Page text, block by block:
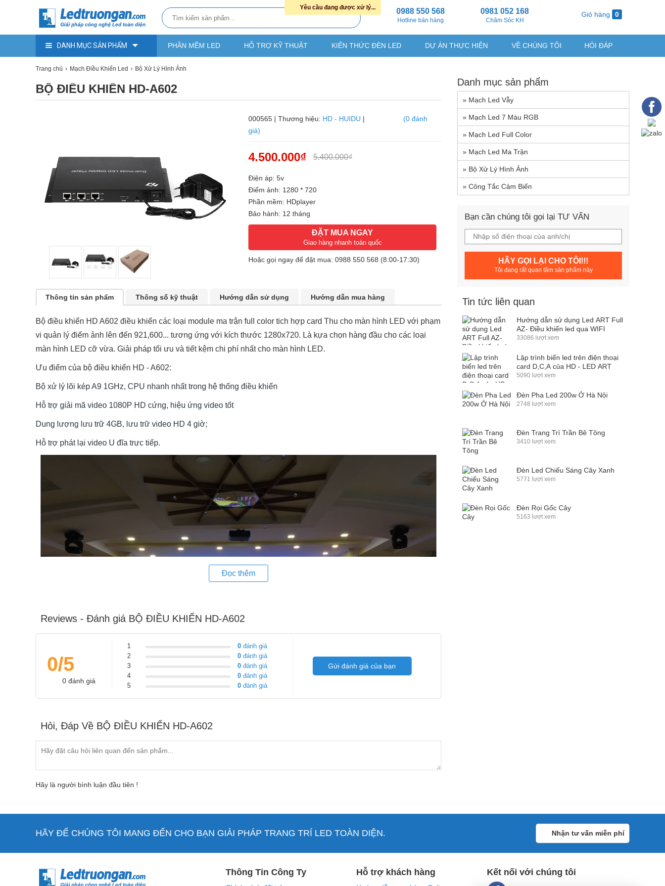
0988 550 568
Hotline bán hàng
0981 052 168
Chăm Sóc KH
Giỏ hàng 0
DANH MỤC SẢN PHẨM PHẦN MỀM LED HỖ TRỢ KỸ THUẬT KIẾN THỨC ĐÈN LED DỰ ÁN THỰC HIỆN VỀ CHÚNG TÔI HỎI ĐÁP
Trang chủ Mạch Điều Khiển Led Bộ Xử Lý Hình Ảnh
BỘ ĐIỀU KHIỂN HD-A602
000565 | Thương hiệu: HD - HUIDU |
(0 đánh
giá)
4.500.000₫ 5.400.000₫
Điện áp: 5v
Điểm ảnh: 1280 * 720
Phần mềm: HDplayer
Bảo hành: 12 tháng
ĐẶT MUA NGAY
Giao hàng nhanh toàn quốc
Hoặc gọi ngay để đặt mua: 0988 550 568 (8:00-17:30)
Thông tin sản phẩm Thông số kỹ thuật Hướng dẫn sử dụng Hướng dẫn mua hàng
Bộ điều khiển HD A602 điều khiển các loại module ma trận full color tich hợp card Thu cho màn hình LED với phạm
vi quản lý điểm ảnh lên đến 921,600... tương ứng với kích thước 1280x720. Là kựa chọn hàng đầu cho các loại
màn hình LED cỡ vừa. Giải pháp tối ưu và tiết kệm chi phí nhất cho màn hình LED.
Ưu điểm của bộ điều khiển HD - A602:
Bộ xử lý lõi kép A9 1GHz, CPU nhanh nhất trong hệ thống điều khiển
Hỗ trợ giải mã video 1080P HD cứng, hiệu ứng video tốt
Dung lượng lưu trữ 4GB, lưu trữ video HD 4 giờ;
Hỗ trợ phát lại video U đĩa trực tiếp.
Để tìm hiểu thêm thông tin sản phẩm HD A602 quý khách vui lòng liên hệ trực tiếp bộ phận CSKH của LED Trường
An để được tư vấn giải pháp tối ưu nhất, hoàn toàn miễn phí!
Đọc thêm
Reviews - Đánh giá BỘ ĐIỀU KHIỂN HD-A602
0/5
0 đánh giá
1 0 đánh giá
2
0 đánh giá
3
0 đánh giá
4
0 đánh giá
5
0 đánh giá
Gửi đánh giá của bạn
Hỏi, Đáp Về BỘ ĐIỀU KHIỂN HD-A602
Hãy là người bình luận đầu tiên !
Danh mục sản phẩm
» Mạch Led Vẫy
» Mạch Led 7 Màu RGB
» Mạch Led Full Color
» Mạch Led Ma Trận
» Bộ Xử Lý Hình Ảnh
» Công Tắc Cảm Biến
Bạn cần chúng tôi gọi lại TƯ VẤN
HÃY GỌI LẠI CHO TÔI!!!
Tôi đang rất quan tâm sản phẩm này
Tin tức liên quan
Hướng dẫn sử dụng Led ART Full
AZ- Điều khiển led qua WIFI
33086 lượt xem
Lập trình biển led trên điện thoại
card D,C,A của HD - LED ART
5090 lượt xem
Đèn Pha Led 200w Ở Hà Nội
2748 lượt xem
Đèn Trang Trí Trần Bê Tông
3410 lượt xem
Đèn Led Chiếu Sáng Cây Xanh
5771 lượt xem
Đèn Rọi Gốc Cây
5163 lượt xem
HÃY ĐỂ CHÚNG TÔI MANG ĐẾN CHO BẠN GIẢI PHÁP TRANG TRÍ LED TOÀN DIỆN. Nhận tư vấn miễn phí
Thông Tin Công Ty Hỗ trợ khách hàng Kết nối với chúng tôi
Yêu cầu đang được xử lý...